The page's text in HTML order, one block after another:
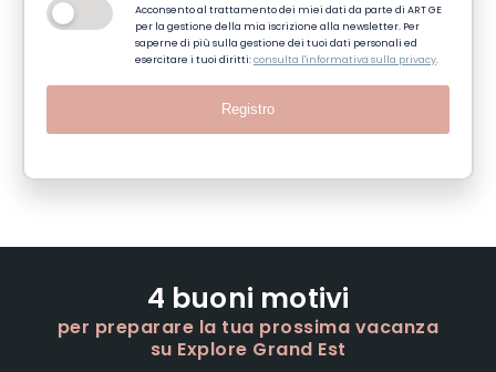
Acconsento al trattamento dei miei dati da parte di ART GE
per la gestione della mia iscrizione alla newsletter. Per
saperne di più sulla gestione dei tuoi dati personali ed
esercitare i tuoi diritti:consulta l'informativa sulla privacy.
Registro
4 buoni motivi
per preparare la tua prossima vacanza
su Explore Grand Est